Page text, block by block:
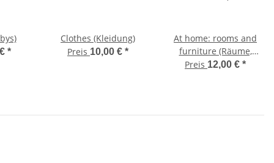
*
Clothes (Kleidung)
Preis 10,00 € *
At home: rooms and
furniture (Räume,
Möbel)
Preis 12,00 € *